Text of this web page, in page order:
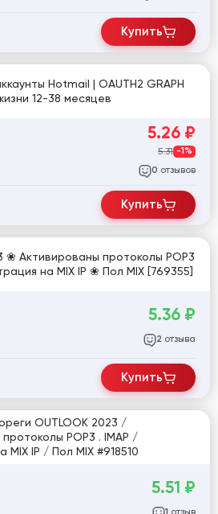
Купить
Hotmail | OAUTH2 GRAPH
12-38 месяцев
5.26 ₽
5.31 -1%
0 отзывов
Купить
❀ Активированы протоколы POP3
на MIX IP ❀ Пол MIX [769355]
5.36 ₽
2 отзыва
Купить
OUTLOOK 2023 /
POP3 . IMAP /
Регистрация на MIX IP / Пол MIX #918510
5.51 ₽